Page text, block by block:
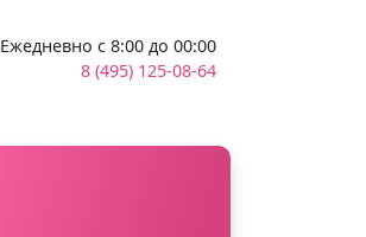
Ежедневно с 8:00 до 00:00
8 (495) 125-08-64